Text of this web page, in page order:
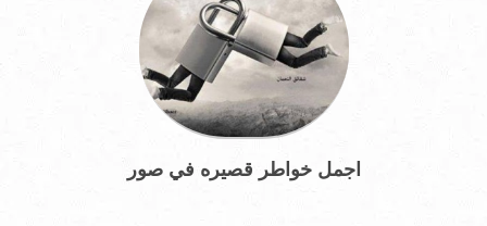
اجمل خواطر قصيره في صور